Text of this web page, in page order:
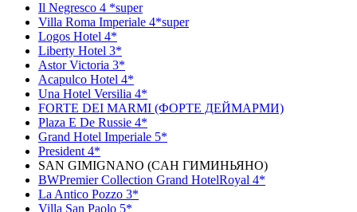
Il Negresco 4 *super
Villa Roma Imperiale 4*super
Logos Hotel 4*
Liberty Hotel 3*
Astor Victoria 3*
Acapulco Hotel 4*
Una Hotel Versilia 4*
FORTE DEI MARMI (ФОРТЕ ДЕЙМАРМИ)
Plaza E De Russie 4*
Grand Hotel Imperiale 5*
President 4*
SAN GIMIGNANO (CАН ГИМИНЬЯНО)
BWPremier Collection Grand HotelRoyal 4*
La Antico Pozzo 3*
Villa San Paolo 5*